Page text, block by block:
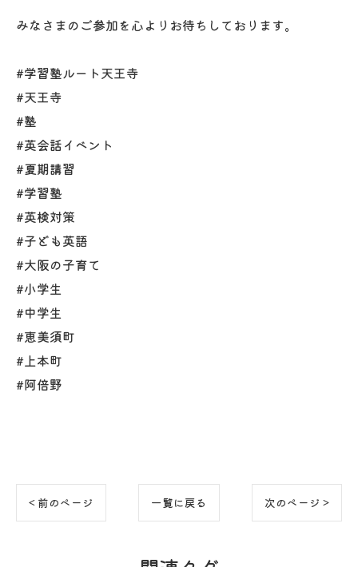
みなさまのご参加を心よりお待ちしております。
#学習塾ルート天王寺
#天王寺
#塾
#英会話イベント
#夏期講習
#学習塾
#英検対策
#子ども英語
#大阪の子育て
#小学生
#中学生
#恵美須町
#上本町
#阿倍野
< 前のページ 一覧に戻る 次のページ >